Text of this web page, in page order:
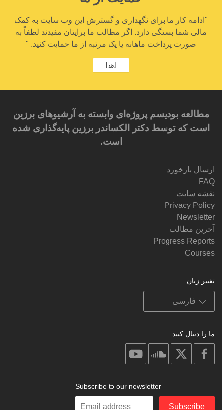
"ادامه کار ما برای نگهداری و گسترش این وب سایت به کمک
مالی شما بستگی دارد. اگر مطالب ما برایتان مفیدند لطفاً به
صورت پرداخت ماهانه یا یک مرتبه از ما حمایت کنید. "
اهدا
مطالعه بودیسم پروژه‌ای وابسته به آرشیوهای برزین
است که توسط دکتر الکساندر برزین پایه‌گذاری شده
است.
ارسال بازخورد
FAQ
نقشه سایت
Privacy Policy
Newsletter
آخرین مطالب
Progress Reports
Courses
تغییر زبان
ما را دنبال کنید
facebook
soundcloud
Subscribe to our newsletter
Enter
Subscribe